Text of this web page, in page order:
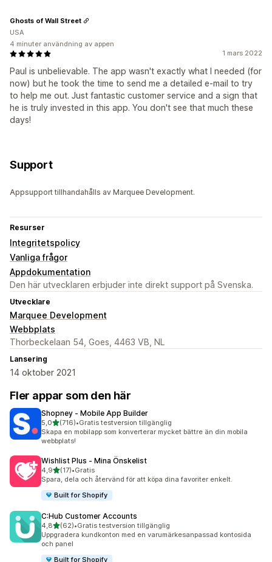
1 mars 2022
Paul is unbelievable. The app wasn't exactly what I needed (for
now) but he took the time to send me a detailed e-mail to try
to help me out. Just fantastic customer service and a sign that
he is truly invested in this app. You don't see that much these
days!
Ghosts of Wall Street
USA
4 minuter användning av appen
Support
Appsupport tillhandahålls av Marquee Development.
Resurser
Integritetspolicy
Vanliga frågor
Appdokumentation
Den här utvecklaren erbjuder inte direkt support på Svenska.
Utvecklare
Marquee Development
Webbplats
Thorbeckelaan 54, Goes, 4463 VB, NL
Lansering
14 oktober 2021
Fler appar som den här
Shopney ‑ Mobile App Builder
5,0av 5 stjärnor
(716)
716 recensioner totalt
•Gratis testversion tillgänglig
Skapa en mobilapp som konverterar mycket bättre än din mobila
webbplats!
Wishlist Plus ‑ Mina Önskelist
4,9av 5 stjärnor
(17)
17 recensioner totalt
•Gratis
Spara, dela och återvänd för att köpa dina favoriter enkelt.
Built for Shopify
C:Hub Customer Accounts
4,8av 5 stjärnor
(62)
62 recensioner totalt
•Gratis testversion tillgänglig
Uppgradera kundkonton med en varumärkesanpassad kontosida
och panel
Built for Shopify